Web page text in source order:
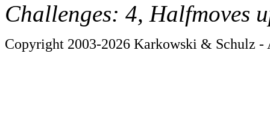
Challenges: 4, Halfmoves
Copyright 2003-2026 Karkowski & Schulz